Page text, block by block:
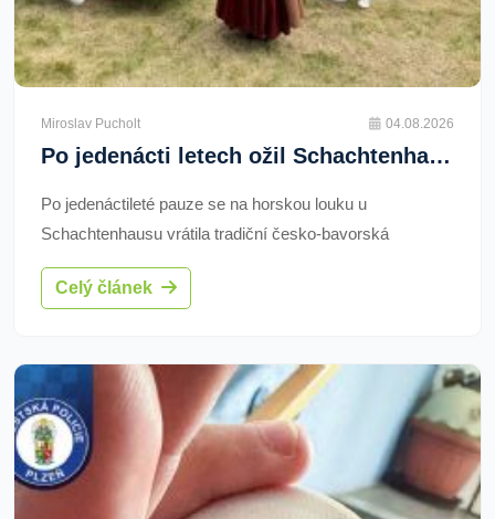
Miroslav Pucholt 04.08.2026
Po jedenácti letech ožil Schachtenhausfest. Do hor dorazilo přes 600 lidí z Čech i Bavorska
Po jedenáctileté pauze se na horskou louku u
Schachtenhausu vrátila tradiční česko-bavorská
slavnost. Přes 600 pěších návštěvníků a cyklistů
vystoupalo do výšky 1 150 metrů za hudbou, tancem a
někdejších lesních pastvin.
Celý článek